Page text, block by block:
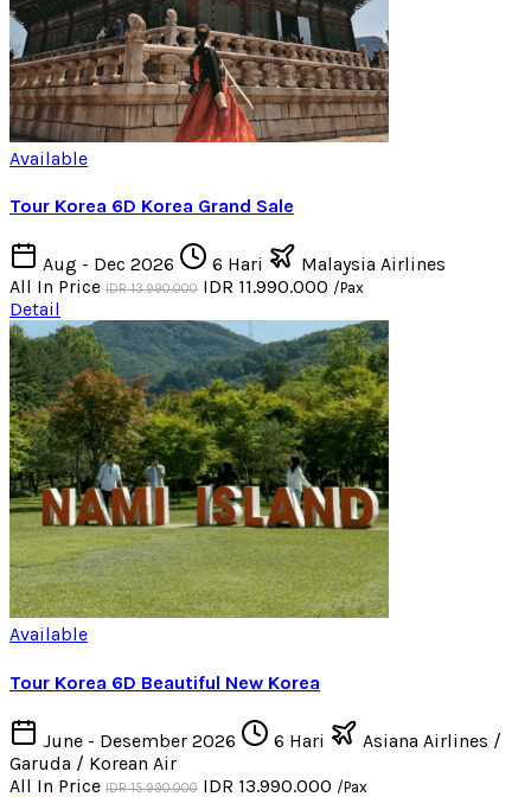
Available
Tour Korea 6D Korea Grand Sale
Aug - Dec 2026 6 Hari
Malaysia Airlines
All In Price IDR 13.990.000 IDR 11.990.000 /Pax
Detail
Available
Tour Korea 6D Beautiful New Korea
June - Desember 2026 6 Hari
Asiana Airlines /
Garuda / Korean Air
All In Price IDR 15.990.000 IDR 13.990.000 /Pax